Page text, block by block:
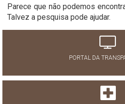
Parece que não podemos
Talvez a pesquisa pode ajudar.
PORTAL DA